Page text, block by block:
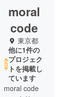
moral
code
東京都
他に1件の
プロジェク
トを掲載し
ています
moral code